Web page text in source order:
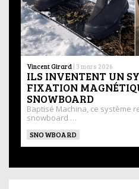
Vincent Girard | 3 mars 2026
ILS INVENTENT UN
FIXATION
SNOWBOARD
Baptisé Machina, ce système
snowboard …
SNOWBOARD